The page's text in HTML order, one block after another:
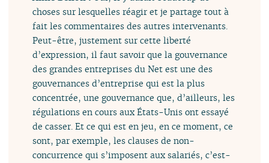
choses sur lesquelles réagir et je partage tout à
fait les commentaires des autres intervenants.
Peut-être, justement sur cette liberté
d’expression, il faut savoir que la gouvernance
des grandes entreprises du Net est une des
gouvernances d’entreprise qui est la plus
concentrée, une gouvernance que, d’ailleurs, les
régulations en cours aux États-Unis ont essayé
de casser. Et ce qui est en jeu, en ce moment, ce
sont, par exemple, les clauses de non-
concurrence qui s’imposent aux salariés, c’est-